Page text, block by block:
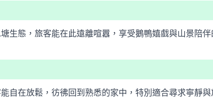
生態，旅客能在此遠離喧囂，享受鵝鴨嬉戲與山景陪
自在放鬆，彷彿回到熟悉的家中，特別適合尋求寧靜